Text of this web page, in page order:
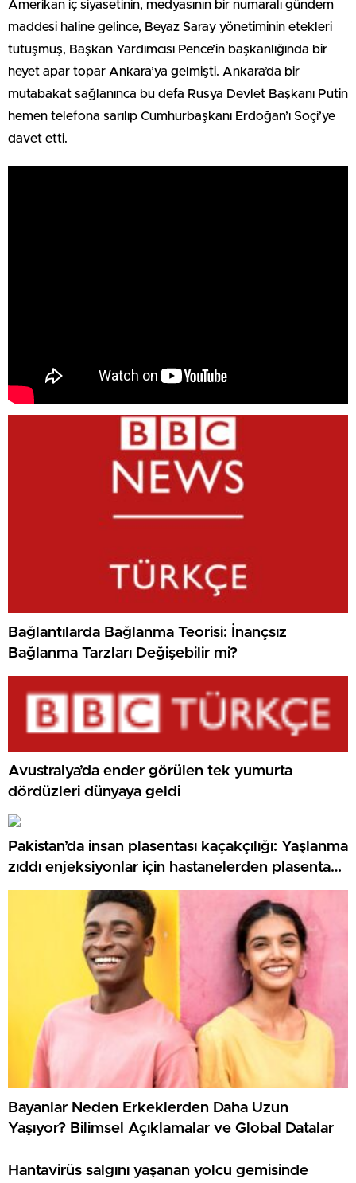
Amerikan iç siyasetinin, medyasının bir numaralı gündem
maddesi haline gelince, Beyaz Saray yönetiminin etekleri
tutuşmuş, Başkan Yardımcısı Pence’in başkanlığında bir
heyet apar topar Ankara’ya gelmişti. Ankara’da bir
mutabakat sağlanınca bu defa Rusya Devlet Başkanı Putin
hemen telefona sarılıp Cumhurbaşkanı Erdoğan’ı Soçi’ye
davet etti.
Bağlantılarda Bağlanma Teorisi: İnançsız
Bağlanma Tarzları Değişebilir mi?
Avustralya’da ender görülen tek yumurta
dördüzleri dünyaya geldi
Pakistan’da insan plasentası kaçakçılığı: Yaşlanma
zıddı enjeksiyonlar için hastanelerden plasenta
çalan şebekeye soruşturma
Bayanlar Neden Erkeklerden Daha Uzun
Yaşıyor? Bilimsel Açıklamalar ve Global Datalar
Hantavirüs salgını yaşanan yolcu gemisinde